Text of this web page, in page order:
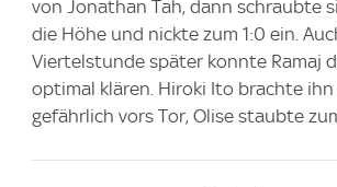
von Jonathan Tah, dann schraubte
die Höhe und nickte zum 1:0 ein.
Viertelstunde später konnte Ramaj
optimal klären. Hiroki Ito brachte ihn
gefährlich vors Tor, Olise staubte